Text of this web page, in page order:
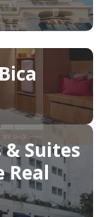
Suites
Real